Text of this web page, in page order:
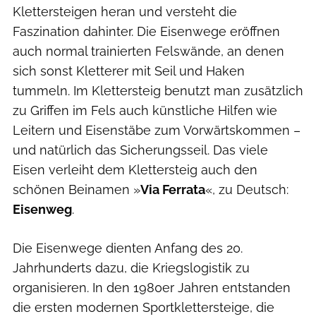
Klettersteigen heran und versteht die
Faszination dahinter. Die Eisenwege eröffnen
auch normal trainierten Felswände, an denen
sich sonst Kletterer mit Seil und Haken
tummeln. Im Klettersteig benutzt man zusätzlich
zu Griffen im Fels auch künstliche Hilfen wie
Leitern und Eisenstäbe zum Vorwärtskommen –
und natürlich das Sicherungsseil. Das viele
Eisen verleiht dem Klettersteig auch den
schönen Beinamen »Via Ferrata«, zu Deutsch:
Eisenweg.
Die Eisenwege dienten Anfang des 20.
Jahrhunderts dazu, die Kriegslogistik zu
organisieren. In den 1980er Jahren entstanden
die ersten modernen Sportklettersteige, die